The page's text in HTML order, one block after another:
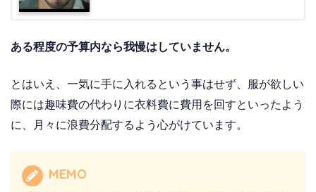
ある程度の予算内なら我慢はしていません。
とはいえ、一気に手に入れるという事はせず、服が欲しい
際には趣味費の代わりに衣料費に費用を回すといったよう
に、月々に浪費分配するよう心がけています。
MEMO